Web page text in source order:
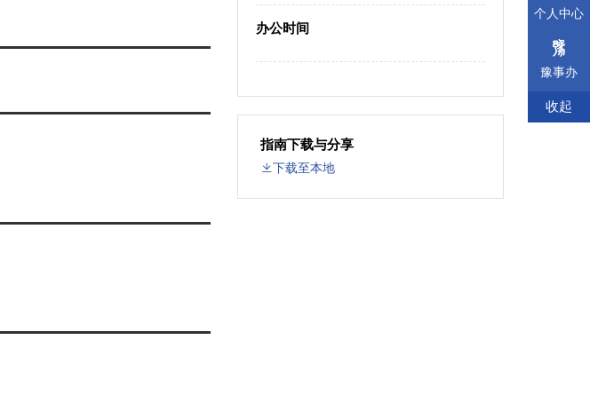
办公时间
指南下载与分享
下载至本地
个人中心
豫事办
收起